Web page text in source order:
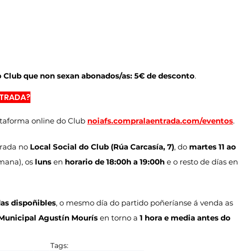
que non sexan abonados/as: 5€ de desconto.
online do Club noiafs.compralaentrada.com/eventos.
no Local Social do Club (Rúa Carcasía, 7), do martes 11 ao
os luns en horario de 18:00h a 19:00h e o resto de días en
dispoñibles, o mesmo día do partido poñeríanse á venda as
Agustín Mourís en torno a 1 hora e media antes do
Tags: